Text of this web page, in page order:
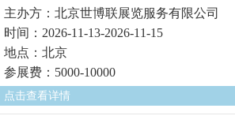
主办方：北京世博联展览服务有限公司
时间：2026-11-13-2026-11-15
地点：北京
参展费：5000-10000
点击查看详情